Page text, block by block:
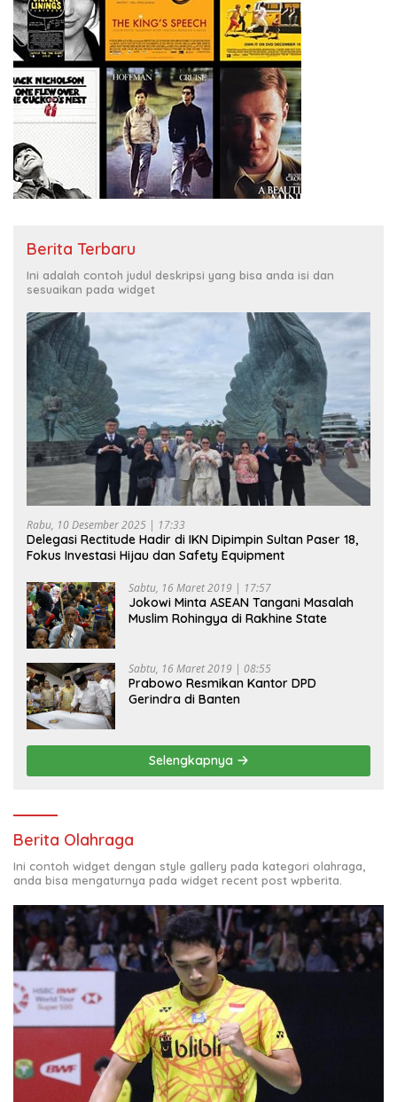
Berita Terbaru
Ini adalah contoh judul deskripsi yang bisa anda isi dan
sesuaikan pada widget
Rabu, 10 Desember 2025 | 17:33
Delegasi Rectitude Hadir di IKN Dipimpin Sultan Paser 18,
Fokus Investasi Hijau dan Safety Equipment
Sabtu, 16 Maret 2019 | 17:57
Jokowi Minta ASEAN Tangani Masalah
Muslim Rohingya di Rakhine State
Sabtu, 16 Maret 2019 | 08:55
Prabowo Resmikan Kantor DPD
Gerindra di Banten
Selengkapnya
Berita Olahraga
Ini contoh widget dengan style gallery pada kategori olahraga,
anda bisa mengaturnya pada widget recent post wpberita.